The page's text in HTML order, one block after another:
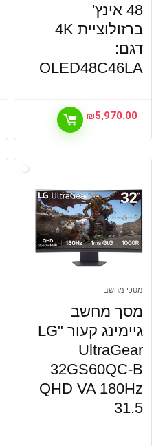
48 אינץ'
ברזולוציית 4K
דגם:
OLED48C46LA
₪5,970.00
מסכי מחשב
מסך מחשב
גיימינג קעור "LG
UltraGear
32GS60QC-B
QHD VA 180Hz
31.5